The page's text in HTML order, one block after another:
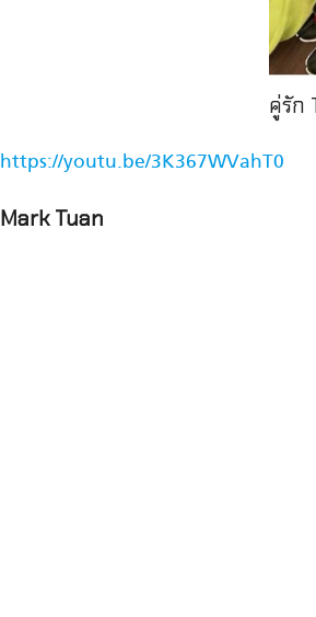
คู่รัก
https://youtu.be/3K367WVahT0
Mark Tuan